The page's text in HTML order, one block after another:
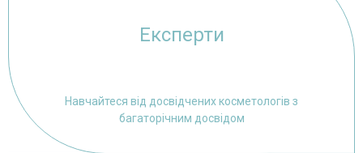
Експерти
Навчайтеся від досвідчених косметологів з
багаторічним досвідом